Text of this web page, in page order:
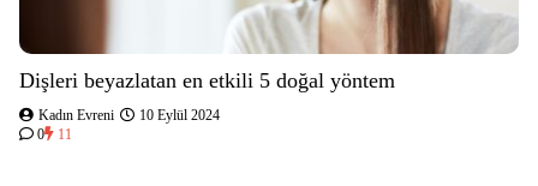
Dişleri beyazlatan en etkili 5 doğal yöntem
Kadın Evreni
10 Eylül 2024
0
11